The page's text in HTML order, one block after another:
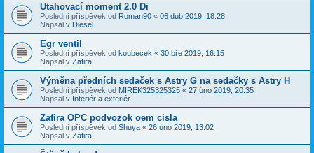
Utahovací moment 2.0 Di
Poslední příspěvek od Roman90 « 06 dub 2019, 18:28
Napsal v Diesel
Egr ventil
Poslední příspěvek od koubecek « 30 bře 2019, 16:15
Napsal v Zafira
Výměna předních sedaček s Astry G na sedačky s Astry H
Poslední příspěvek od MIREK325325325 « 27 úno 2019, 20:35
Napsal v Interiér a exteriér
Zafira OPC podvozok oem cisla
Poslední příspěvek od Shuya « 26 úno 2019, 13:02
Napsal v Zafira